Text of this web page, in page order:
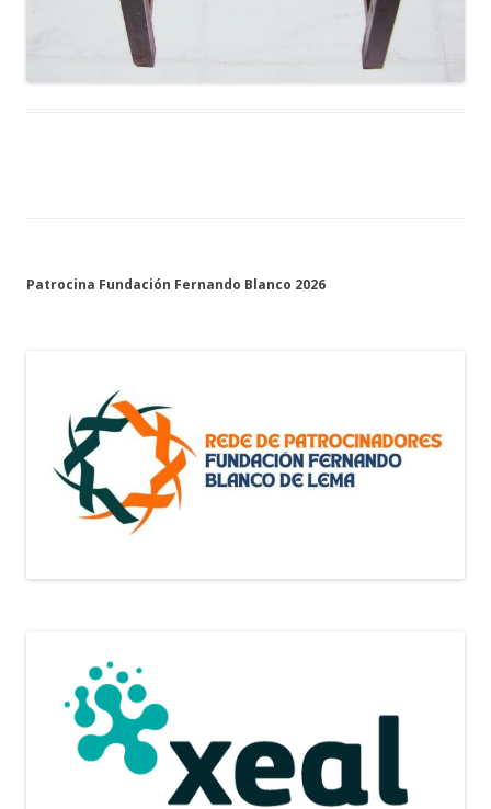
Patrocina Fundación Fernando Blanco 2026